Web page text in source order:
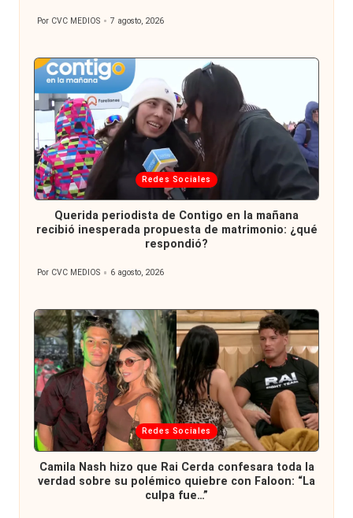
Publicado
Por CVC MEDIOS 7 agosto, 2026
Publicada
en
Redes Sociales
Querida periodista de Contigo en la mañana
recibió inesperada propuesta de matrimonio: ¿qué
respondió?
Publicado
Por CVC MEDIOS 6 agosto, 2026
Publicada
en
Redes Sociales
Camila Nash hizo que Rai Cerda confesara toda la
verdad sobre su polémico quiebre con Faloon: “La
culpa fue…”